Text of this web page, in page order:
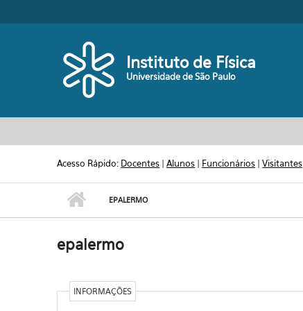
Instituto de Física
Universidade de São Paulo
Acesso Rápido: Docentes |Alunos | Funcionários |Visitantes
EPALERMO
epalermo
INFORMAÇÕES